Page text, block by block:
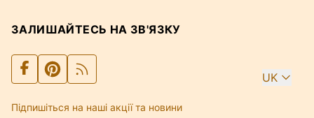
ЗАЛИШАЙТЕСЬ НА ЗВ'ЯЗКУ
UK
Підпишіться на наші акції та новини